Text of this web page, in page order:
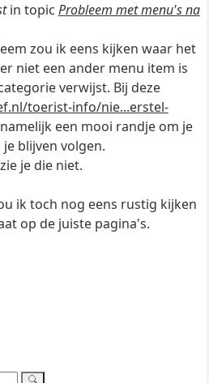
in topic Probleem met menu's na
zou ik eens kijken waar het
niet een ander menu item is
verwijst. Bij deze
toerist-info/nie...erstel-
een mooi randje om je
blijven volgen.
je die niet.
ik toch nog eens rustig kijken
op de juiste pagina's.